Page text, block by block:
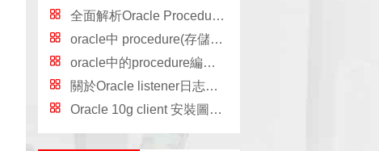
全面解析Oracle Procedure 基本語法
oracle中 procedure(存儲過程)和function(函數)本質區別
oracle中的procedure編寫和使用詳解
關於Oracle listener日志解析利器的使用方法
Oracle 10g client 安裝圖解教程